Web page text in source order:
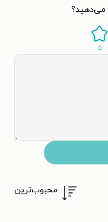
می‌دهید؟
۵
محبوب‌ترین